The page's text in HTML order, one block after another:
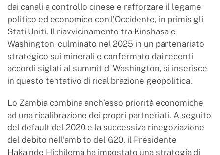
dai canali a controllo cinese e rafforzare il legame
politico ed economico con l’Occidente, in primis gli
Stati Uniti. Il riavvicinamento tra Kinshasa e
Washington, culminato nel 2025 in un partenariato
strategico sui minerali e confermato dai recenti
accordi siglati al summit di Washington, si inserisce
in questo tentativo di ricalibrazione geopolitica.
Lo Zambia combina anch’esso priorità economiche
ad una ricalibrazione dei propri partneriati. A seguito
del default del 2020 e la successiva rinegoziazione
del debito nell’ambito del G20, il Presidente
Hakainde Hichilema ha impostato una strategia di